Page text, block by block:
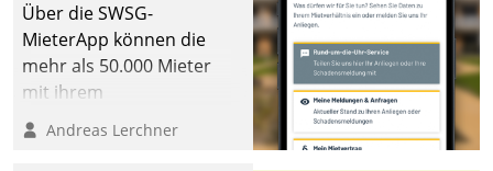
Über die SWSG-
MieterApp können die
mehr als 50.000 Mieter
mit ihrem
Wohnungsunternehmen
kommunizieren, auf dem
Andreas Lerchner